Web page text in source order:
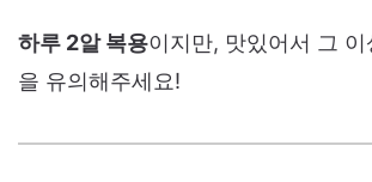
하루 2알 복용이지만, 맛있어서 그
을 유의해주세요!